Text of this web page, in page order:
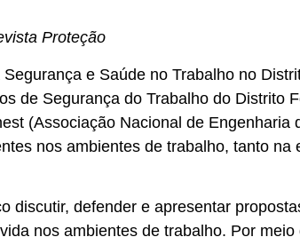
Proteção
e Saúde no Trabalho no
de Segurança do Trabalho do Distrito
(Associação Nacional de
nos ambientes de trabalho, tanto
discutir, defender e apresentar
nos ambientes de trabalho. Por